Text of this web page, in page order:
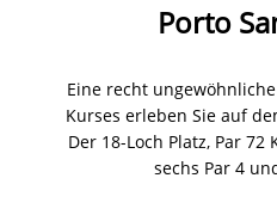
Porto
Eine recht
Kurses erleben Sie auf
Der 18-Loch Platz, Par
sechs Par 4